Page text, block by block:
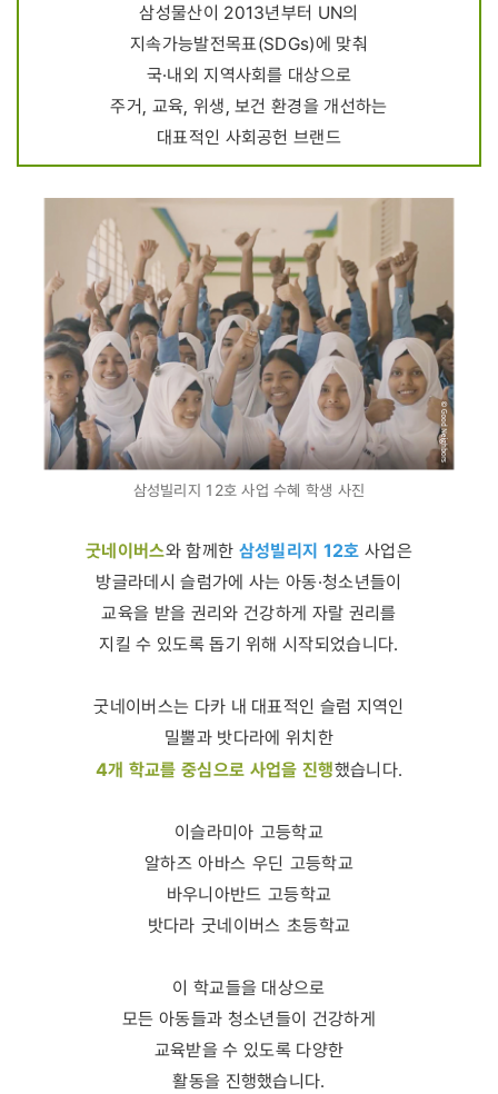
삼성물산이 2013년부터 UN의
지속가능발전목표(SDGs)에 맞춰
국·내외 지역사회를 대상으로
주거, 교육, 위생, 보건 환경을 개선하는
대표적인 사회공헌 브랜드
삼성빌리지 12호 사업 수혜 학생 사진
굿네이버스와 함께한 삼성빌리지 12호 사업은
방글라데시 슬럼가에 사는 아동·청소년들이
교육을 받을 권리와 건강하게 자랄 권리를
지킬 수 있도록 돕기 위해 시작되었습니다.
굿네이버스는 다카 내 대표적인 슬럼 지역인
밀뿔과 밧다라에 위치한
4개 학교를 중심으로 사업을 진행했습니다.
이슬라미아 고등학교
알하즈 아바스 우딘 고등학교
바우니아반드 고등학교
밧다라 굿네이버스 초등학교
이 학교들을 대상으로
모든 아동들과 청소년들이 건강하게
교육받을 수 있도록 다양한
활동을 진행했습니다.